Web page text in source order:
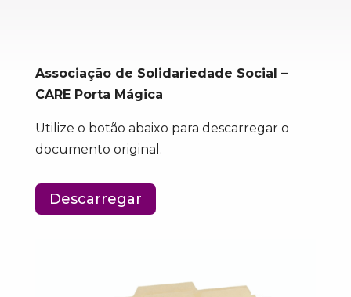
Associação de Solidariedade Social –
CARE Porta Mágica
Utilize o botão abaixo para descarregar o
documento original.
Descarregar